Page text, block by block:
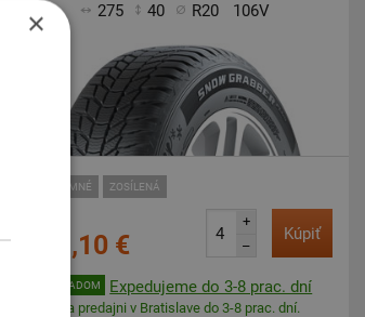
275 40 R20 106V
SUV-ZIMNÉ ZOSÍLENÁ
191,10 €
+
–
Kúpiť
SKLADOM Expedujeme do 3-8 prac. dní
Na predajni v Bratislave do 3-8 prac. dní.
×